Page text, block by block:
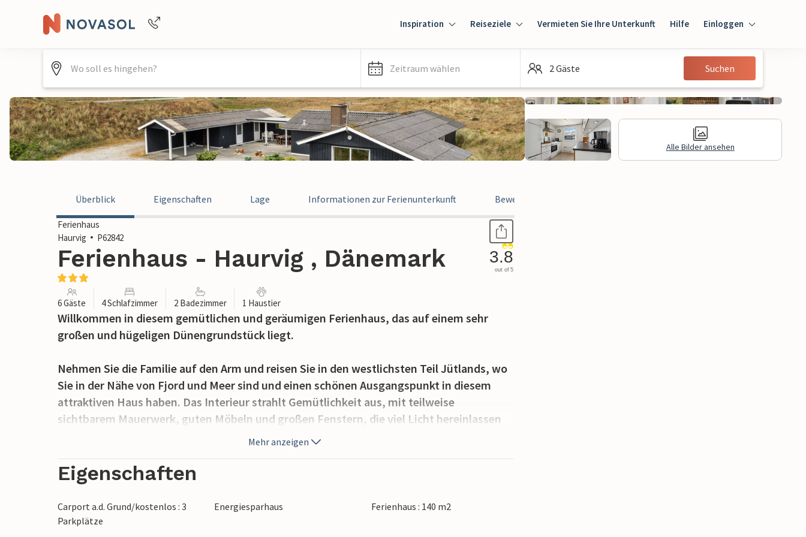
Inspiration Reiseziele Vermieten Sie Ihre Unterkunft Hilfe Einloggen
Einloggen
Gast
Zeitraum wählen 2 Gäste Suchen
Alle Bilder ansehen
Überblick Eigenschaften Lage Informationen zur Ferienunterkunft Bewertungen
Ferienhaus
Haurvig
P62842
Ferienhaus - Haurvig , Dänemark 3.8
out of 5
6 Gäste 4 Schlafzimmer 2 Badezimmer 1 Haustier
Willkommen in diesem gemütlichen und geräumigen Ferienhaus, das auf einem sehr
großen und hügeligen Dünengrundstück liegt.
Nehmen Sie die Familie auf den Arm und reisen Sie in den westlichsten Teil Jütlands, wo
Sie in der Nähe von Fjord und Meer sind und einen schönen Ausgangspunkt in diesem
attraktiven Haus haben. Das Interieur strahlt Gemütlichkeit aus, mit teilweise
sichtbarem Mauerwerk, guten Möbeln und großen Fenstern, die viel Licht hereinlassen
und einen schönen Blick auf die Dünen bieten. Heizen Sie den Holzofen an, wenn der
Wind weht, und lassen Sie den Tag auf dem Sofa mit einem Buch oder einem guten Film
ausklingen.
Das Haus ist von Terrassen umgeben, darunter eine große überdachte Terrasse, auf der
Sie Ihre Mahlzeiten bei jedem Wetter und eine gute Tasse Kaffee am Morgen genießen
Mehr anzeigen
Eigenschaften
Carport a.d. Grund/kostenlos : 3
Parkplätze
Energiesparhaus Ferienhaus : 140 m2